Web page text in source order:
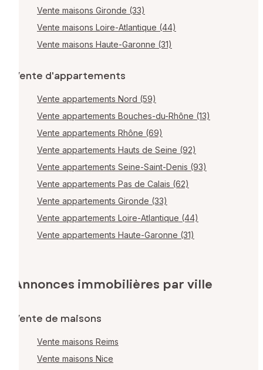
Vente maisons Gironde (33)
Vente maisons Loire-Atlantique (44)
Vente maisons Haute-Garonne (31)
Vente d'appartements
Vente appartements Nord (59)
Vente appartements Bouches-du-Rhône (13)
Vente appartements Rhône (69)
Vente appartements Hauts de Seine (92)
Vente appartements Seine-Saint-Denis (93)
Vente appartements Pas de Calais (62)
Vente appartements Gironde (33)
Vente appartements Loire-Atlantique (44)
Vente appartements Haute-Garonne (31)
Annonces immobilières par ville
Vente de maisons
Vente maisons Reims
Vente maisons Nice